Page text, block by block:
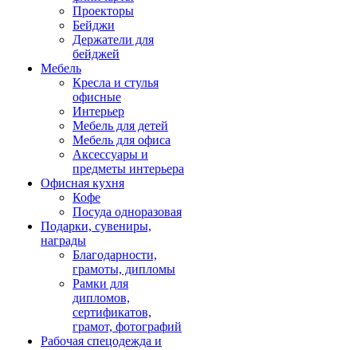
Проекторы
Бейджи
Держатели для
бейджей
Мебель
Кресла и стулья
офисные
Интерьер
Мебель для детей
Мебель для офиса
Аксессуары и
предметы интерьера
Офисная кухня
Кофе
Посуда одноразовая
Подарки, сувениры,
награды
Благодарности,
грамоты, дипломы
Рамки для
дипломов,
сертификатов,
грамот, фотографий
Рабочая спецодежда и